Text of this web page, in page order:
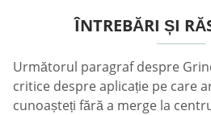
ÎNTREBĂRI ȘI
Următorul paragraf despre
critice despre aplicație pe care
cunoașteți fără a merge la